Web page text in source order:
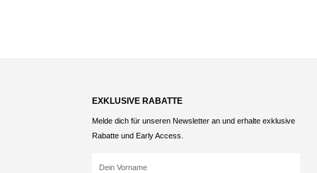
EXKLUSIVE RABATTE
Melde dich für unseren Newsletter an und erhalte exklusive
Rabatte und Early Access.